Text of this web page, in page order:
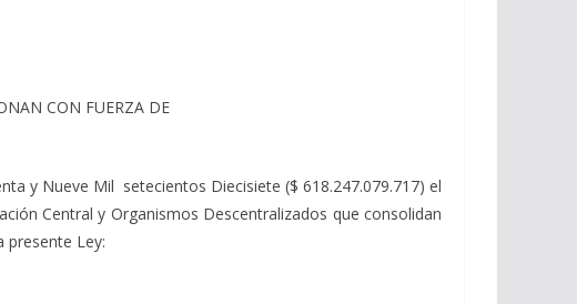
CON FUERZA DE
y Nueve Mil setecientos Diecisiete ($ 618.247.079.717) el
Central y Organismos Descentralizados que consolidan
presente Ley: